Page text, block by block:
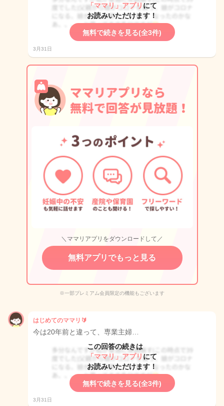
「ママリ」アプリ にて
お読みいただけます！
無料で続きを見る(全3件)
3月31日
＼ママリアプリをダウンロードして／
無料アプリでもっと見る
※一部プレミアム会員限定の機能もございます
はじめてのママリ🔰
今は20年前と違って、専業主婦…
この回答の続きは
「ママリ」アプリ にて
お読みいただけます！
無料で続きを見る(全3件)
3月31日